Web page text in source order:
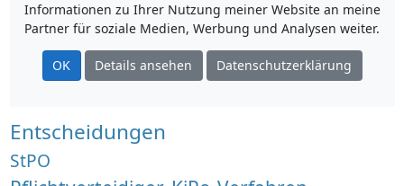
Informationen zu Ihrer Nutzung meiner Website an meine
Partner für soziale Medien, Werbung und Analysen weiter.
OK Details ansehen Datenschutzerklärung
Entscheidungen
StPO